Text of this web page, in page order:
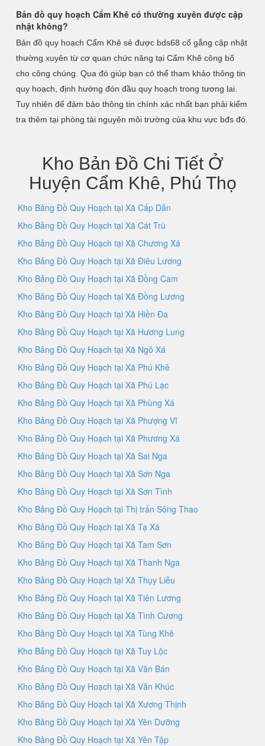
Bản đồ quy hoạch Cẩm Khê có thường xuyên được cập
nhật không?
Bản đồ quy hoạch Cẩm Khê sẻ được bds68 cố gắng cập nhật
thường xuyên từ cơ quan chức năng tại Cẩm Khê công bố
cho công chúng. Qua đó giúp bạn có thể tham khảo thông tin
quy hoạch, định hướng đón đầu quy hoạch trong tương lai.
Tuy nhiên để đảm bảo thông tin chính xác nhất bạn phải kiểm
tra thêm tại phòng tài nguyên môi trường của khu vực bđs đó.
Kho Bản Đồ Chi Tiết Ở
Huyện Cẩm Khê, Phú Thọ
Kho Bảng Đồ Quy Hoạch tại Xã Cấp Dẫn
Kho Bảng Đồ Quy Hoạch tại Xã Cát Trù
Kho Bảng Đồ Quy Hoạch tại Xã Chương Xá
Kho Bảng Đồ Quy Hoạch tại Xã Điêu Lương
Kho Bảng Đồ Quy Hoạch tại Xã Đồng Cam
Kho Bảng Đồ Quy Hoạch tại Xã Đồng Lương
Kho Bảng Đồ Quy Hoạch tại Xã Hiền Đa
Kho Bảng Đồ Quy Hoạch tại Xã Hương Lung
Kho Bảng Đồ Quy Hoạch tại Xã Ngô Xá
Kho Bảng Đồ Quy Hoạch tại Xã Phú Khê
Kho Bảng Đồ Quy Hoạch tại Xã Phú Lạc
Kho Bảng Đồ Quy Hoạch tại Xã Phùng Xá
Kho Bảng Đồ Quy Hoạch tại Xã Phượng Vĩ
Kho Bảng Đồ Quy Hoạch tại Xã Phương Xá
Kho Bảng Đồ Quy Hoạch tại Xã Sai Nga
Kho Bảng Đồ Quy Hoạch tại Xã Sơn Nga
Kho Bảng Đồ Quy Hoạch tại Xã Sơn Tình
Kho Bảng Đồ Quy Hoạch tại Thị trấn Sông Thao
Kho Bảng Đồ Quy Hoạch tại Xã Tạ Xá
Kho Bảng Đồ Quy Hoạch tại Xã Tam Sơn
Kho Bảng Đồ Quy Hoạch tại Xã Thanh Nga
Kho Bảng Đồ Quy Hoạch tại Xã Thụy Liễu
Kho Bảng Đồ Quy Hoạch tại Xã Tiên Lương
Kho Bảng Đồ Quy Hoạch tại Xã Tình Cương
Kho Bảng Đồ Quy Hoạch tại Xã Tùng Khê
Kho Bảng Đồ Quy Hoạch tại Xã Tuy Lộc
Kho Bảng Đồ Quy Hoạch tại Xã Văn Bán
Kho Bảng Đồ Quy Hoạch tại Xã Văn Khúc
Kho Bảng Đồ Quy Hoạch tại Xã Xương Thịnh
Kho Bảng Đồ Quy Hoạch tại Xã Yên Dưỡng
Kho Bảng Đồ Quy Hoạch tại Xã Yên Tập